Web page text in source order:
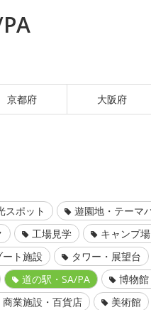
京都府 大阪府
スポット
遊園地・テーマ
工場見学
キャンプ
ト施設 タワー・展望台
道の駅・SA/PA
博物
商業施設・百貨店 美術館